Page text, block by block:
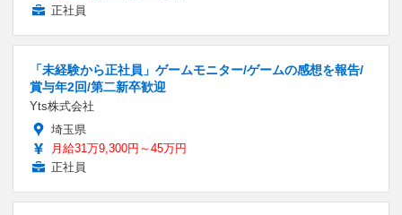
正社員
「未経験から正社員」ゲームモニター/ゲームの感想を報告/
賞与年2回/第二新卒歓迎
Yts株式会社
埼玉県
月給31万9,300円～45万円
正社員